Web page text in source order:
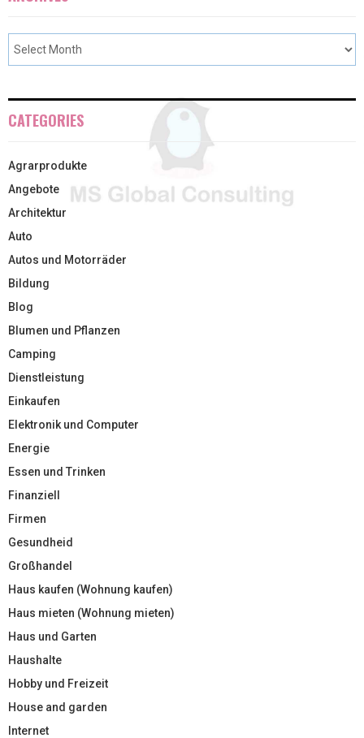
CATEGORIES
Agrarprodukte
Angebote
Architektur
Auto
Autos und Motorräder
Bildung
Blog
Blumen und Pflanzen
Camping
Dienstleistung
Einkaufen
Elektronik und Computer
Energie
Essen und Trinken
Finanziell
Firmen
Gesundheid
Großhandel
Haus kaufen (Wohnung kaufen)
Haus mieten (Wohnung mieten)
Haus und Garten
Haushalte
Hobby und Freizeit
House and garden
Internet